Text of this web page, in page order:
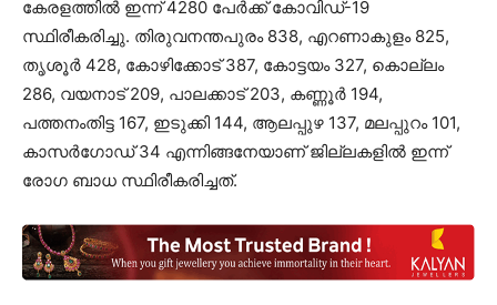
കേരളത്തില്‍ ഇന്ന് 4280 പേര്‍ക്ക് കോവിഡ്-19
സ്ഥിരീകരിച്ചു. തിരുവനന്തപുരം 838, എറണാകുളം 825,
തൃശൂര്‍ 428, കോഴിക്കോട് 387, കോട്ടയം 327, കൊല്ലം
286, വയനാട് 209, പാലക്കാട് 203, കണ്ണൂര്‍ 194,
പത്തനംതിട്ട 167, ഇടുക്കി 144, ആലപ്പുഴ 137, മലപ്പുറം 101,
കാസര്‍ഗോഡ് 34 എന്നിങ്ങനേയാണ് ജില്ലകളില്‍ ഇന്ന്
രോഗ ബാധ സ്ഥിരീകരിച്ചത്.